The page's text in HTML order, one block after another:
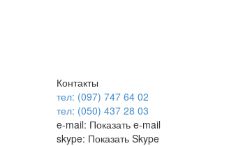
Контакты
тел: (097) 747 64 02
тел: (050) 437 28 03
e-mail: Показать e-mail
skype: Показать Skype